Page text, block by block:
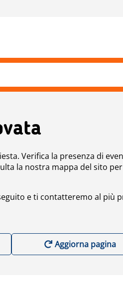
Verifica la presenza di
la nostra mappa del sito per
e ti contatteremo al più
Aggiorna pagina